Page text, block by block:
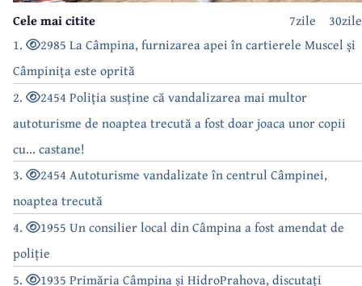
30zile
7zile
Cele mai citite
1.
2985 La Câmpina, furnizarea apei în cartierele Muscel și
Câmpinița este oprită
2.
2454 Poliția susține că vandalizarea mai multor
autoturisme de noaptea trecută a fost doar joaca unor copii
cu... castane!
3.
2454 Autoturisme vandalizate în centrul Câmpinei,
noaptea trecută
4.
1955 Un consilier local din Câmpina a fost amendat de
poliție
5.
1935 Primăria Câmpina și HidroPrahova, discutați